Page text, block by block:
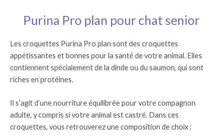
Purina Pro plan pour chat senior
Les croquettes Purina Pro plan sont des croquettes
appétissantes et bonnes pour la santé de votre animal. Elles
contiennent spécialement de la dinde ou du saumon, qui sont
riches en protéines.
Il s’agit d’une nourriture équilibrée pour votre compagnon
adulte, y compris si votre animal est castré. Dans ces
croquettes, vous retrouverez une composition de choix :